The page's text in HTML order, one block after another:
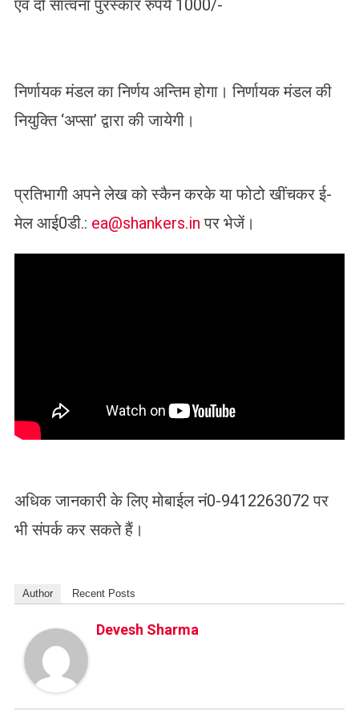
एवं दो सांत्वना पुरस्कार रुपये 1000/-
निर्णायक मंडल का निर्णय अन्तिम होगा। निर्णायक मंडल की
नियुक्ति ‘अप्सा’ द्वारा की जायेगी।
प्रतिभागी अपने लेख को स्कैन करके या फोटो खींचकर ई-
मेल आई0डी.: ea@shankers.in पर भेजें।
अधिक जानकारी के लिए मोबाईल नं0-9412263072 पर
भी संपर्क कर सकते हैं।
Author Recent Posts
Devesh Sharma